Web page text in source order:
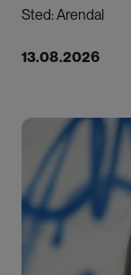
Sted: Arendal
13.08.2026
Bilde